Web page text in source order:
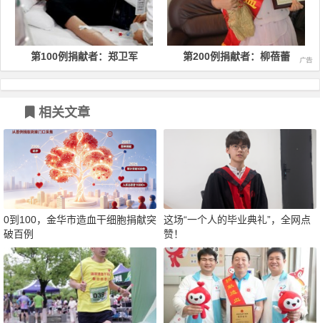
第100例捐献者：郑卫军 第200例捐献者：柳蓓蕾
相关文章
0到100，金华市造血干细胞捐献突
破百例
这场“一个人的毕业典礼”，全网点
赞！